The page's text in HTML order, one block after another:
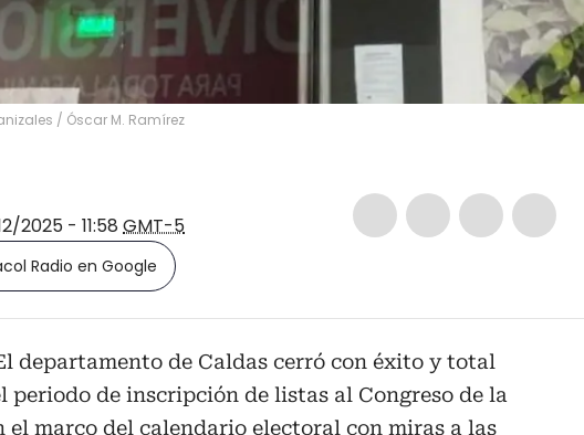
/ Óscar M. Ramírez
2025 - 11:58 GMT-5
Radio en Google
departamento de Caldas cerró con éxito y total
periodo de inscripción de listas al Congreso de la
el marco del calendario electoral con miras a las